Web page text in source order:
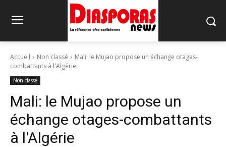
Accueil Non classé
Mali: le Mujao propose un échange otages-
combattants à l'Algérie
Non classé
Mali: le Mujao propose un
échange otages-combattants
à l'Algérie